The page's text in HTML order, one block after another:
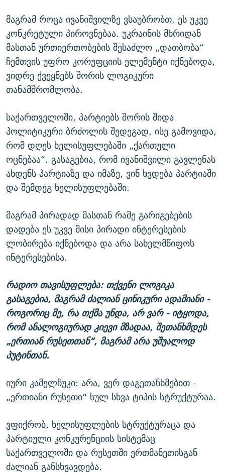
მაგრამ როცა ივანიშვილზე ვსაუბრობთ, ეს უკვე
კონკრეტული პიროვნებაა. უკრაინის მხრიდან
მასთან ურთიერთობების შესაძლო „დათბობა“
ჩემთვის უფრო კორუფციის ელემენტი იქნებოდა,
ვიდრე ქვეყნებს შორის ლოგიკური
თანამშრომლობა.
საქართველოში, პარტიებს შორის შიდა
პოლიტიკური ბრძოლის შედეგად, ისე გამოვიდა,
რომ დღეს ხელისუფლებაში „ქართული
ოცნებაა“. გასაგებია, რომ ივანიშვილი გავლენას
ახდენს პარტიაზე და იმაზე, ვინ ხვდება პარტიაში
და შემდეგ ხელისუფლებაში.
მაგრამ პირადად მასთან რამე გარიგებების
დადება ეს უკვე მისი პირადი ინტერესების
ლობირება იქნებოდა და არა სახელმწიფოს
ინტერესებისა.
რადიო თავისუფლება: თქვენი ლოგიკა
გასაგებია, მაგრამ ძალიან ცინიკური ადამიანი -
როგორიც მე, რა თქმა უნდა, არ ვარ - იტყოდა,
რომ ანალოგიურად კიევი მზადაა, შეთანხმდეს
„ერთიან რუსეთთან“, მაგრამ არა უშუალოდ
პუტინთან.
იური კამელჩუკი: არა, ვერ დაგეთანხმებით -
„ერთიანი რუსეთი“ სულ სხვა ტიპის სტრუქტურაა.
ვფიქრობ, ხელისუფლების სტრუქტურაცა და
პარტიული კონკურენციის სისტემაც
საქართველოში და რუსეთში ერთმანეთისგან
ძალიან განსხვავდება.